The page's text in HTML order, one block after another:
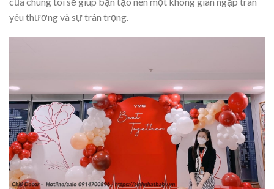
yêu thương và sự trân trọng.